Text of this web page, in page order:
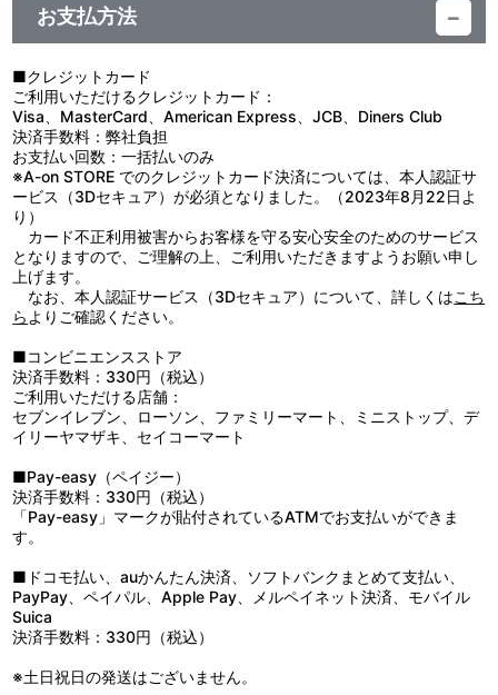
お支払方法
■クレジットカード
ご利用いただけるクレジットカード：
Visa、MasterCard、American Express、JCB、Diners Club
決済手数料：弊社負担
お支払い回数：一括払いのみ
※A-on STORE でのクレジットカード決済については、本人認証サ
ービス（3Dセキュア）が必須となりました。（2023年8月22日よ
り）
カード不正利用被害からお客様を守る安心安全のためのサービス
となりますので、ご理解の上、ご利用いただきますようお願い申し
上げます。
なお、本人認証サービス（3Dセキュア）について、詳しくはこち
ら よりご確認ください。
■コンビニエンスストア
決済手数料：330円（税込）
ご利用いただける店舗：
セブンイレブン、ローソン、ファミリーマート、ミニストップ、デ
イリーヤマザキ、セイコーマート
■Pay-easy（ペイジー）
決済手数料：330円（税込）
「Pay-easy」マークが貼付されているATMでお支払いができま
す。
■ドコモ払い、auかんたん決済、ソフトバンクまとめて支払い、
PayPay、ペイパル、Apple Pay、メルペイネット決済、モバイル
Suica
決済手数料：330円（税込）
※土日祝日の発送はございません。